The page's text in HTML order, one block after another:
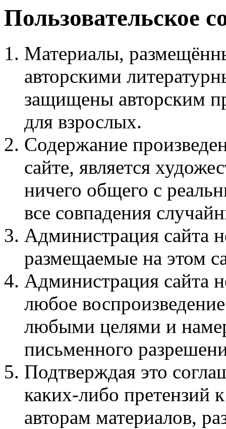
Пользовательское
Материалы,
авторскими
защищены авторским
для взрослых.
Содержание
сайте, является
ничего общего с
все совпадения
Администрация сайта
размещаемые на этом
Администрация сайта
любое
любыми целями и
письменного
Подтверждая это
каких-либо претензий
авторам материалов,